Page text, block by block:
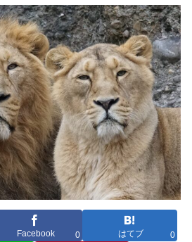
Facebook 0 はてブ 0